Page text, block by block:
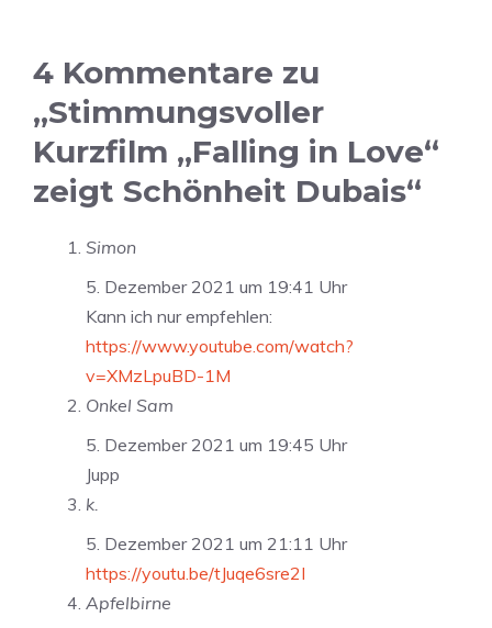
4 Kommentare zu
„Stimmungsvoller
Kurzfilm „Falling in Love“
zeigt Schönheit Dubais“
Simon
5. Dezember 2021 um 19:41 Uhr
Kann ich nur empfehlen:
https://www.youtube.com/watch?
v=XMzLpuBD-1M
Onkel Sam
5. Dezember 2021 um 19:45 Uhr
Jupp
k.
5. Dezember 2021 um 21:11 Uhr
https://youtu.be/tJuqe6sre2I
Apfelbirne